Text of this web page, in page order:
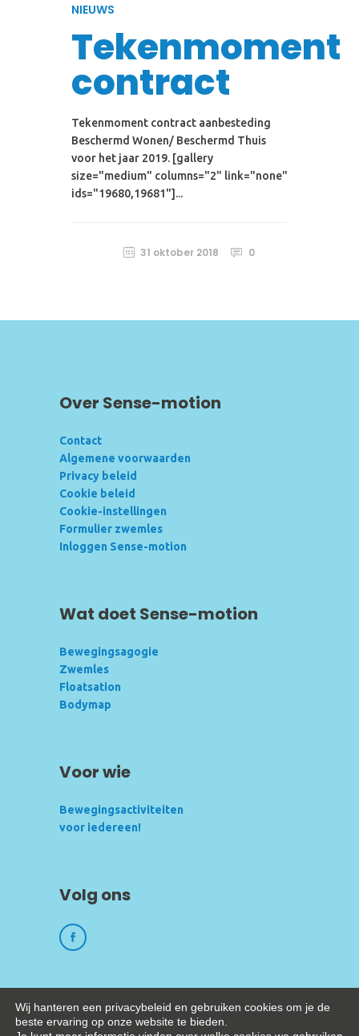
NIEUWS
Tekenmoment
contract
Tekenmoment contract aanbesteding
Beschermd Wonen/ Beschermd Thuis
voor het jaar 2019. [gallery
size="medium" columns="2" link="none"
ids="19680,19681"]...
31 oktober 2018 0
Over Sense-motion
Contact
Algemene voorwaarden
Privacy beleid
Cookie beleid
Cookie-instellingen
Formulier zwemles
Inloggen Sense-motion
Wat doet Sense-motion
Bewegingsagogie
Zwemles
Floatsation
Bodymap
Voor wie
Bewegingsactiviteiten
voor iedereen!
Volg ons
Wij hanteren een privacybeleid en gebruiken cookies om je de
beste ervaring op onze website te bieden.